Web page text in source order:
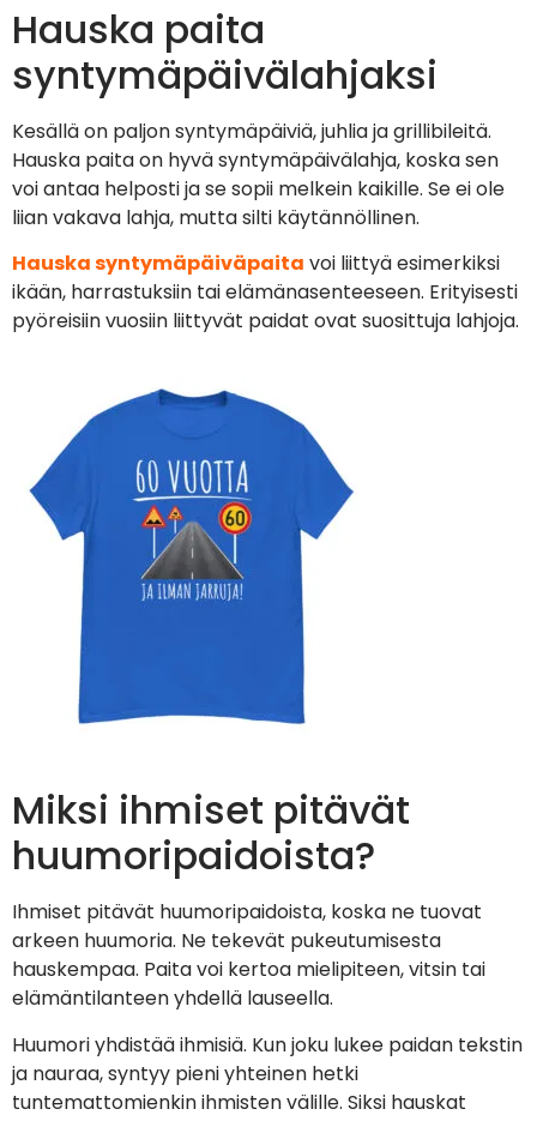
Hauska paita
syntymäpäivälahjaksi
Kesällä on paljon syntymäpäiviä, juhlia ja grillibileitä.
Hauska paita on hyvä syntymäpäivälahja, koska sen
voi antaa helposti ja se sopii melkein kaikille. Se ei ole
liian vakava lahja, mutta silti käytännöllinen.
Hauska syntymäpäiväpaita voi liittyä esimerkiksi
ikään, harrastuksiin tai elämänasenteeseen. Erityisesti
pyöreisiin vuosiin liittyvät paidat ovat suosittuja lahjoja.
Miksi ihmiset pitävät
huumoripaidoista?
Ihmiset pitävät huumoripaidoista, koska ne tuovat
arkeen huumoria. Ne tekevät pukeutumisesta
hauskempaa. Paita voi kertoa mielipiteen, vitsin tai
elämäntilanteen yhdellä lauseella.
Huumori yhdistää ihmisiä. Kun joku lukee paidan tekstin
ja nauraa, syntyy pieni yhteinen hetki
tuntemattomienkin ihmisten välille. Siksi hauskat